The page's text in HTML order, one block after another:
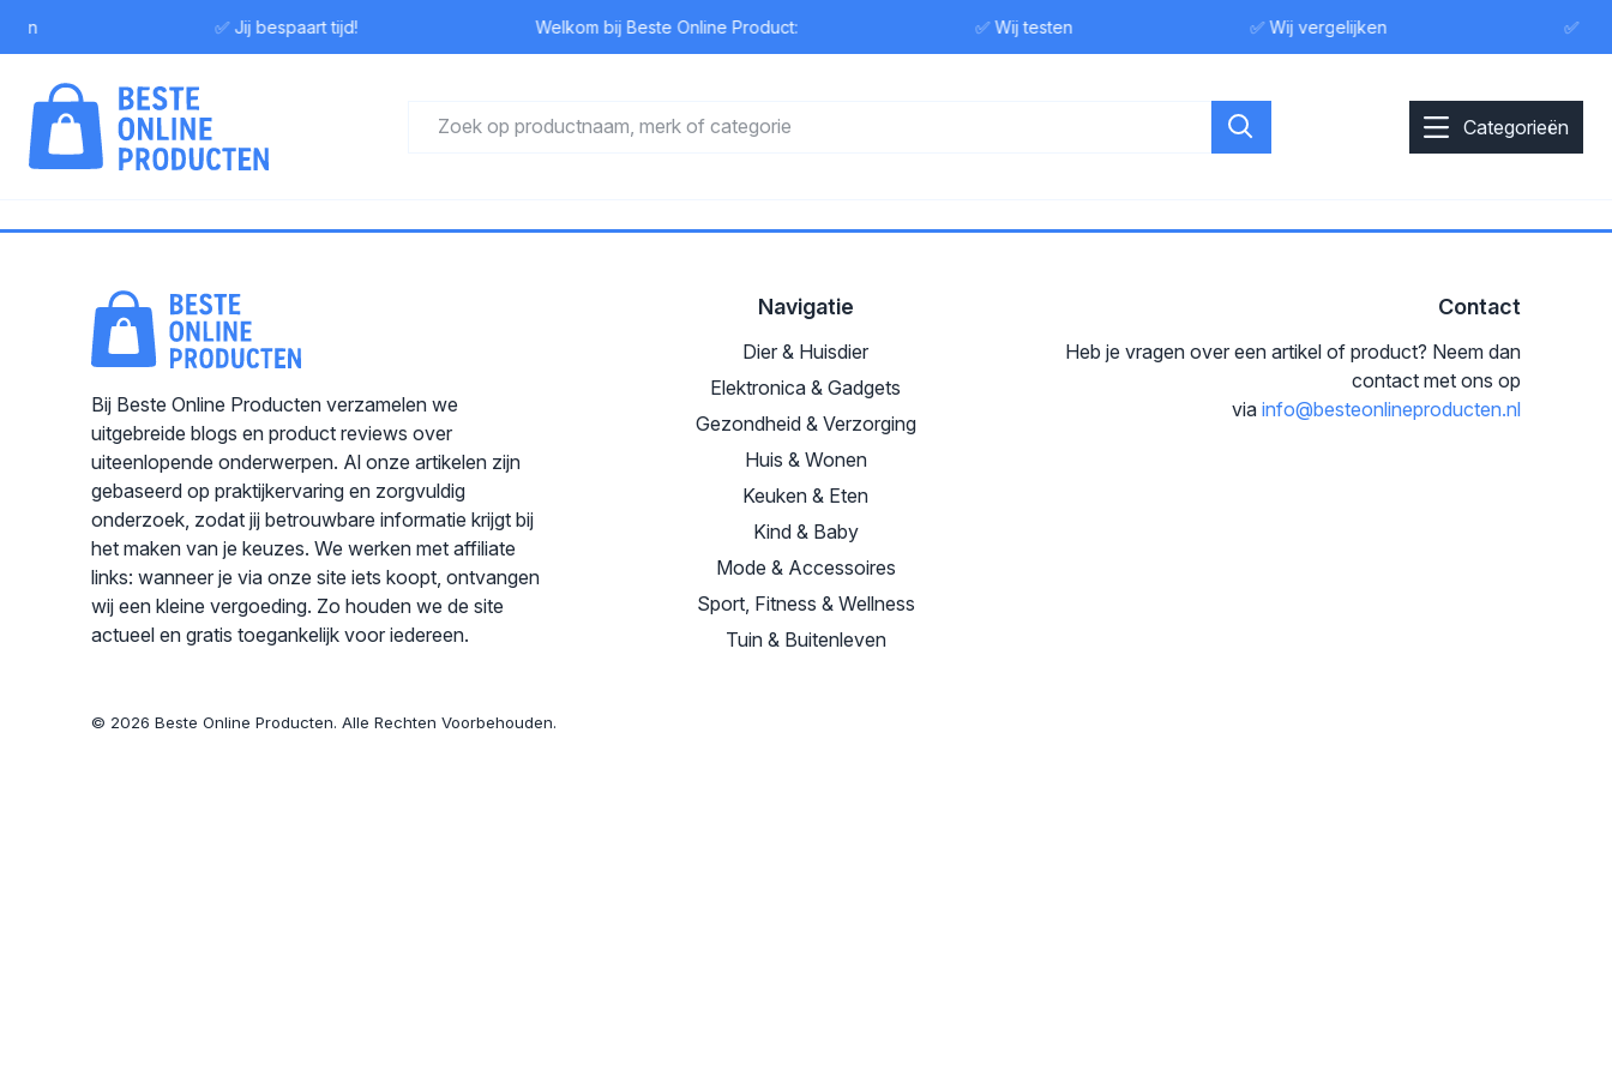
✅ Jij bespaart tijd! Welkom bij Beste Online Product: ✅ Wij testen ✅ Wij vergelijken ✅
Categorieën
Bij Beste Online Producten verzamelen we
uitgebreide blogs en product reviews over
uiteenlopende onderwerpen. Al onze artikelen zijn
gebaseerd op praktijkervaring en zorgvuldig
onderzoek, zodat jij betrouwbare informatie krijgt bij
het maken van je keuzes. We werken met affiliate
links: wanneer je via onze site iets koopt, ontvangen
wij een kleine vergoeding. Zo houden we de site
actueel en gratis toegankelijk voor iedereen.
Navigatie
Dier & Huisdier
Elektronica & Gadgets
Gezondheid & Verzorging
Huis & Wonen
Keuken & Eten
Kind & Baby
Mode & Accessoires
Sport, Fitness & Wellness
Tuin & Buitenleven
Contact
Heb je vragen over een artikel of product? Neem dan
contact met ons op
via info@besteonlineproducten.nl
© 2026 Beste Online Producten. Alle Rechten Voorbehouden.